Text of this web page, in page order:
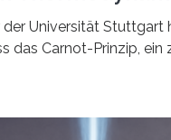
der Universität Stuttgart
das Carnot-Prinzip, ein
von Atomen gilt, deren